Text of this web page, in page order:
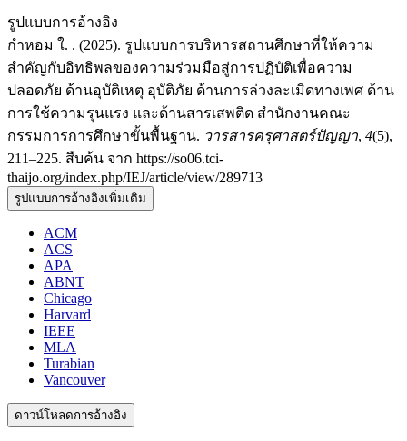
รูปแบบการอ้างอิง
กำหอม ใ. . (2025). รูปแบบการบริหารสถานศึกษาที่ให้ความ
สำคัญกับอิทธิพลของความร่วมมือสู่การปฏิบัติเพื่อความ
ปลอดภัย ด้านอุบัติเหตุ อุบัติภัย ด้านการล่วงละเมิดทางเพศ ด้าน
การใช้ความรุนแรง และด้านสารเสพติด สำนักงานคณะ
กรรมการการศึกษาขั้นพื้นฐาน. วารสารครุศาสตร์ปัญญา, 4(5),
211–225. สืบค้น จาก https://so06.tci-
thaijo.org/index.php/IEJ/article/view/289713
รูปแบบการอ้างอิงเพิ่มเติม
ACM
ACS
APA
ABNT
Chicago
Harvard
IEEE
MLA
Turabian
Vancouver
ดาวน์โหลดการอ้างอิง